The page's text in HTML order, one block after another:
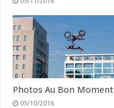
Photos Au Bon Moment
05/10/2016